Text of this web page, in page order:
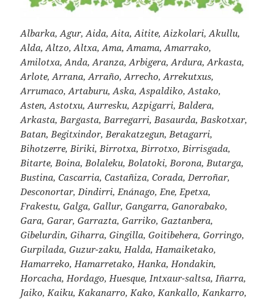
Albarka, Agur, Aida, Aita, Aitite, Aizkolari, Akullu,
Alda, Altzo, Altxa, Ama, Amama, Amarrako,
Amilotxa, Anda, Aranza, Arbigera, Ardura, Arkasta,
Arlote, Arrana, Arraño, Arrecho, Arrekutxus,
Arrumaco, Artaburu, Aska, Aspaldiko, Astako,
Asten, Astotxu, Aurresku, Azpigarri, Baldera,
Arkasta, Bargasta, Barregarri, Basaurda, Baskotxar,
Batan, Begitxindor, Berakatzegun, Betagarri,
Bihotzerre, Biriki, Birrotxa, Birrotxo, Birrisgada,
Bitarte, Boina, Bolaleku, Bolatoki, Borona, Butarga,
Bustina, Cascarria, Castañiza, Corada, Derroñar,
Desconortar, Dindirri, Enánago, Ene, Epetxa,
Frakestu, Galga, Gallur, Gangarra, Ganorabako,
Gara, Garar, Garrazta, Garriko, Gaztanbera,
Gibelurdin, Giharra, Gingilla, Goitibehera, Gorringo,
Gurpilada, Guzur-zaku, Halda, Hamaiketako,
Hamarreko, Hamarretako, Hanka, Hondakin,
Horcacha, Hordago, Huesque, Intxaur-saltsa, Iñarra,
Jaiko, Kaiku, Kakanarro, Kako, Kankallo, Kankarro,